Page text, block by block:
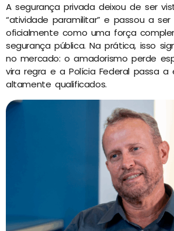
A segurança privada deixou de ser
“atividade paramilitar” e passou a ser
oficialmente como uma força
segurança pública. Na prática, isso
no mercado: o amadorismo perde
vira regra e a Polícia Federal passa a
altamente qualificados.